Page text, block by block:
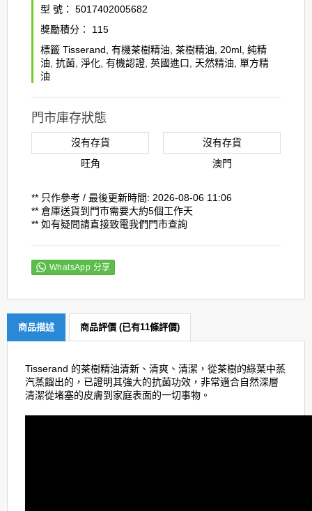
型 號：
5017402005682
獎勵積分：
115
標籤 Tisserand 有機茶樹精油 茶樹精油 20ml 純精
油 抗菌 淨化 有機認證 英國進口 天然精油
單方精
油
門市庫存狀態
沒有存貨
旺角
沒有存貨
澳門
** 只作參考 / 最後更新時間: 2026-08-06 11:06
** 倉庫送貨到門市需要大約5個工作天
** 如有疑問請直接致電我們門市查詢
WhatsApp 分享
商品描述 商品評價 (已有11條評價)
Tisserand 的茶樹精油清新、清爽、清潔，從茶樹的綠葉中蒸
汽蒸餾出的，已證明其強大的抗菌功效，非常適合自然深層
清潔從堵塞的皮膚到家庭表面的一切事物。